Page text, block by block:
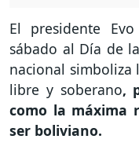
El presidente
sábado al Día de
nacional simboliza
libre y soberano,
como la máxima
ser boliviano.